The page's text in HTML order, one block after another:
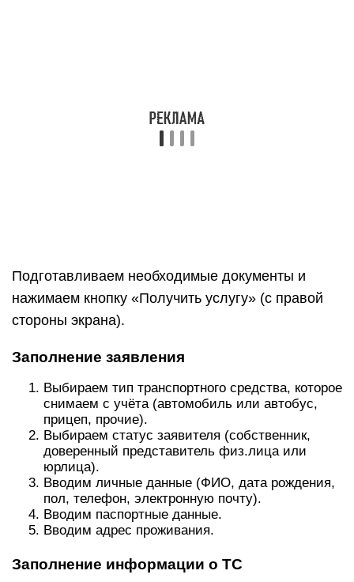
Подготавливаем необходимые документы и
нажимаем кнопку «Получить услугу» (с правой
стороны экрана).
Заполнение заявления
Выбираем тип транспортного средства, которое
снимаем с учёта (автомобиль или автобус,
прицеп, прочие).
Выбираем статус заявителя (собственник,
доверенный представитель физ.лица или
юрлица).
Вводим личные данные (ФИО, дата рождения,
пол, телефон, электронную почту).
Вводим паспортные данные.
Вводим адрес проживания.
Заполнение информации о ТС